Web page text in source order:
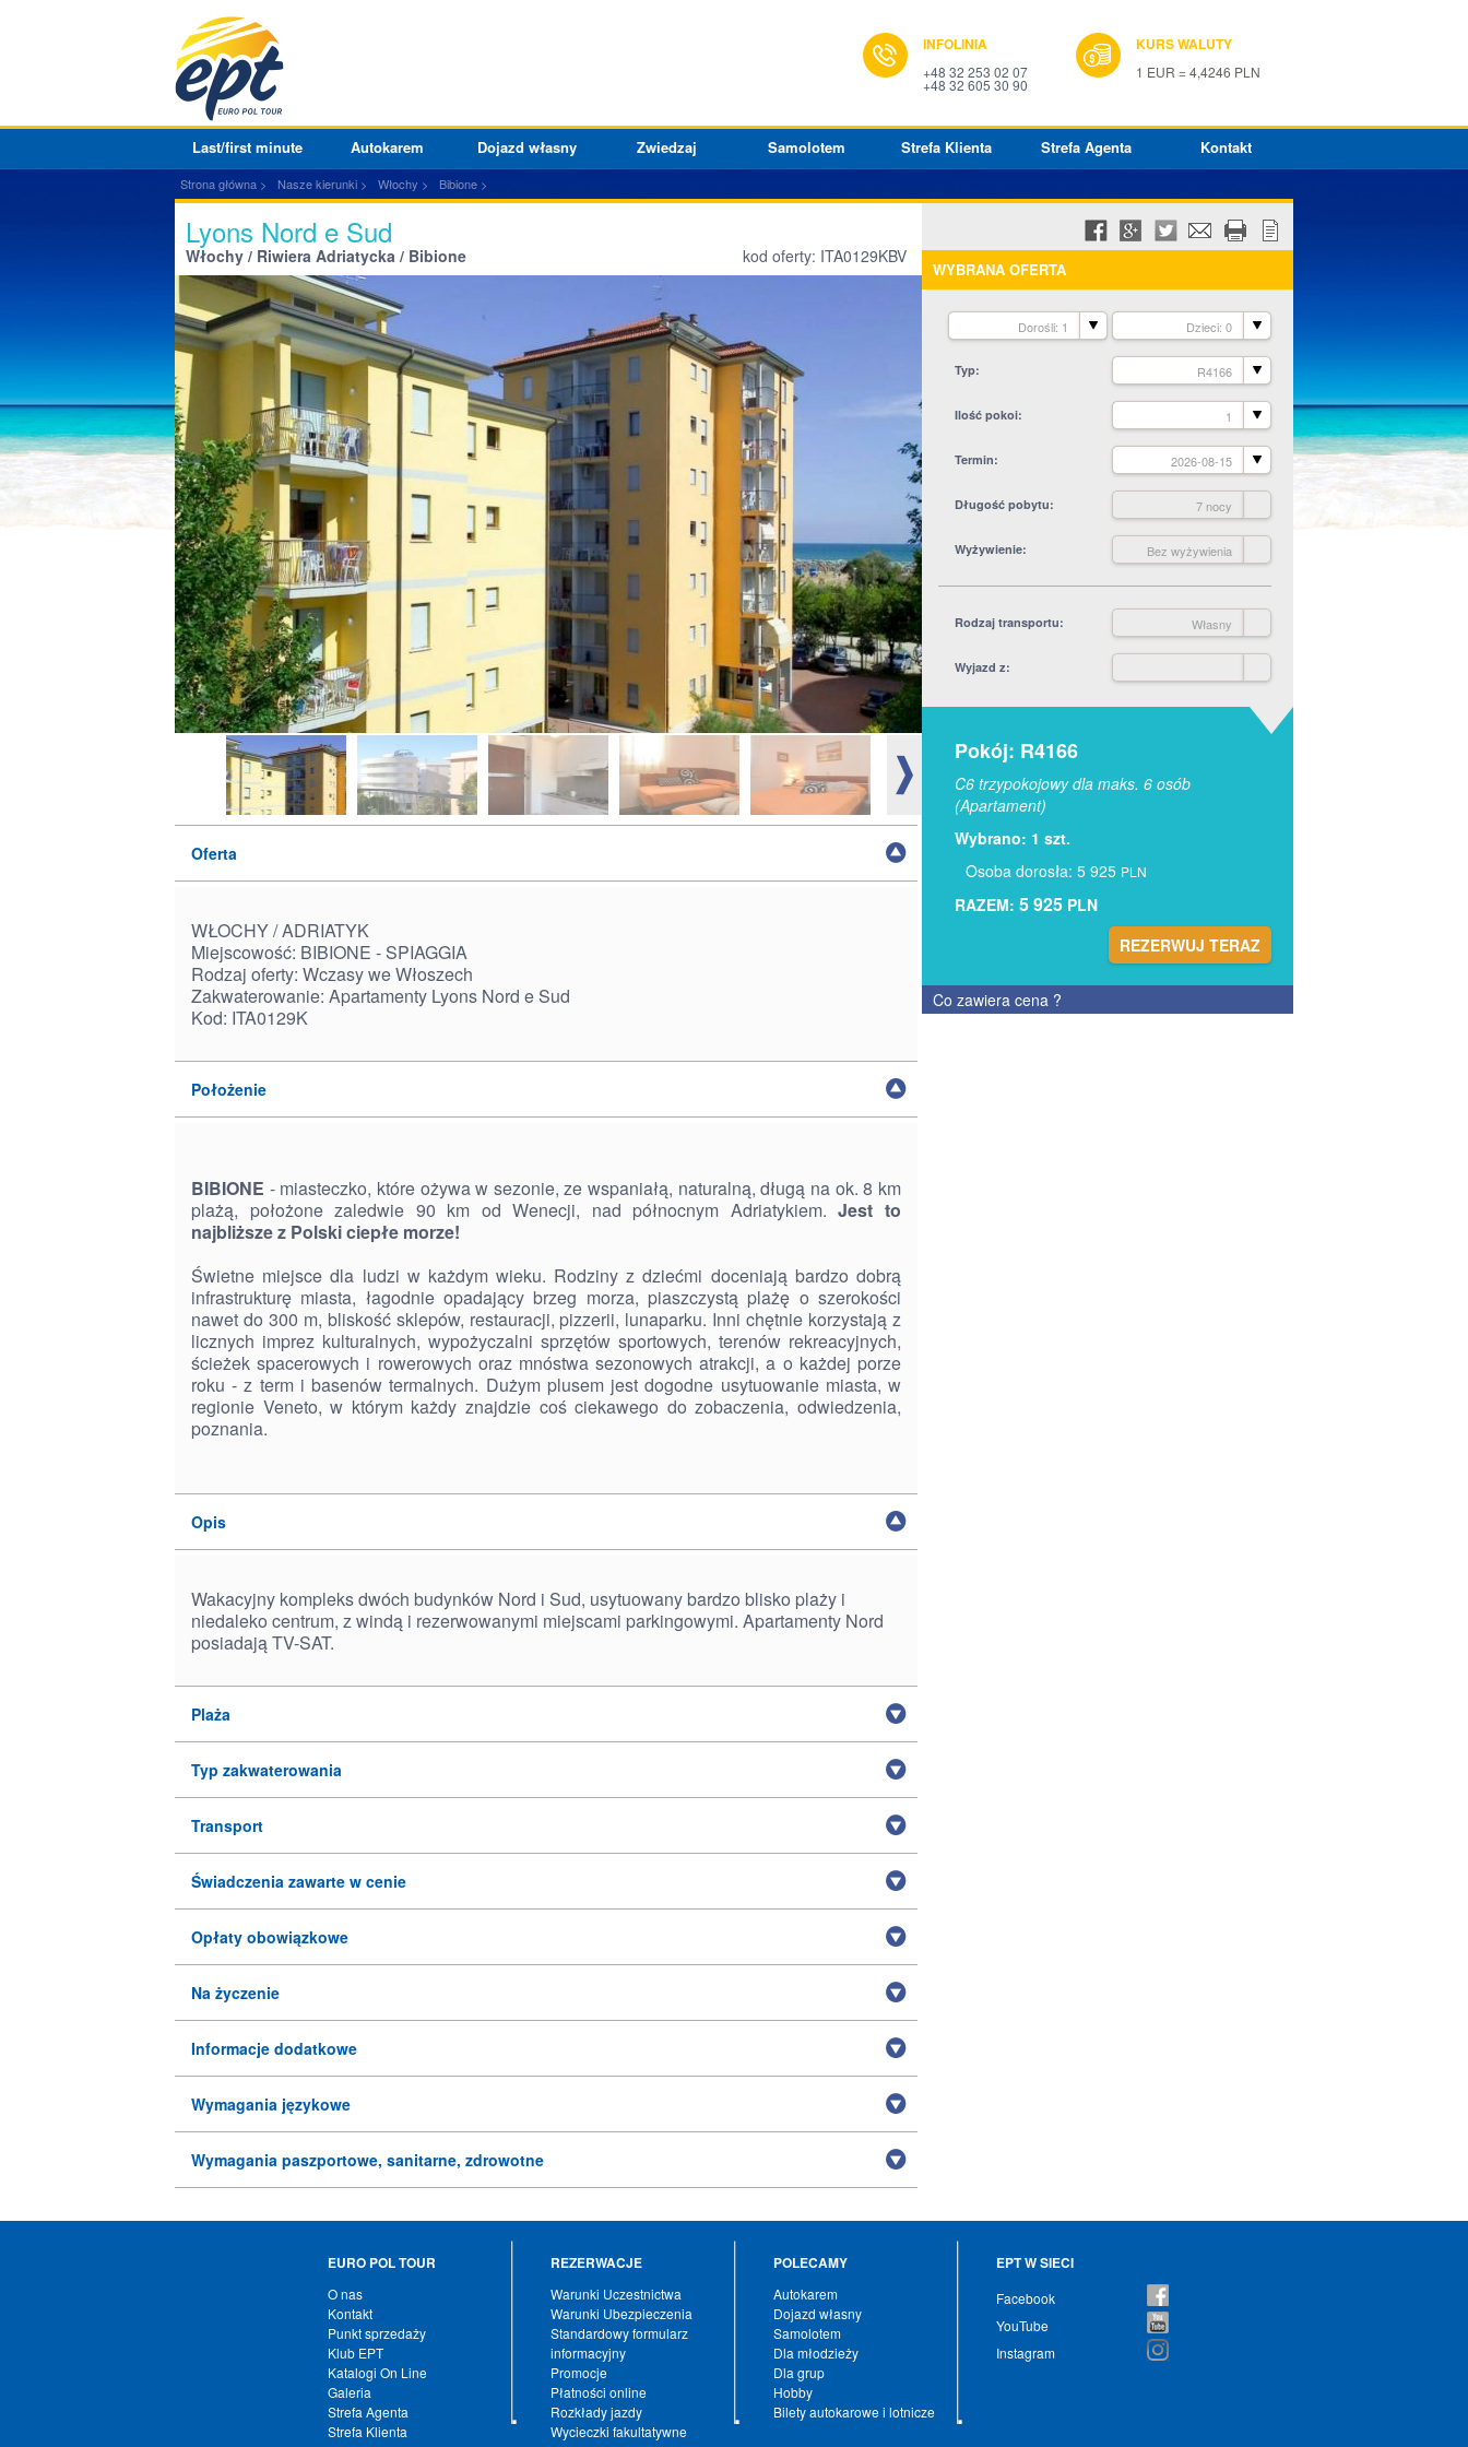
INFOLINIA
+48 32 253 02 07
+48 32 605 30 90
KURS WALUTY
1 EUR = 4,4246 PLN
Last/first minute Autokarem Dojazd własny Zwiedzaj Samolotem Strefa Klienta Strefa Agenta Kontakt
Strona główna Nasze kierunki Włochy Bibione
Lyons Nord e Sud
Włochy / Riwiera Adriatycka / Bibione kod oferty: ITA0129KBV
WYBRANA OFERTA
Dorośli: 1 Dzieci: 0
Typ R4166
Ilość pokoi 1
Termin 2026-08-15
Długość pobytu 7 nocy
Wyżywienie Bez wyżywienia
Rodzaj transportu Własny
Wyjazd z
Pokój: R4166
C6 trzypokojowy dla maks. 6 osób
(Apartament)
Wybrano: 1 szt.
Osoba dorosła: 5 925 PLN
RAZEM: 5 925 PLN
REZERWUJ TERAZ
Co zawiera cena ?
Oferta
WŁOCHY / ADRIATYK
Miejscowość: BIBIONE - SPIAGGIA
Rodzaj oferty: Wczasy we Włoszech
Zakwaterowanie: Apartamenty Lyons Nord e Sud
Kod: ITA0129K
Położenie
BIBIONE - miasteczko, które ożywa w sezonie, ze wspaniałą, naturalną, długą na ok. 8 km
plażą, położone zaledwie 90 km od Wenecji, nad północnym Adriatykiem.Jest to
najbliższe z Polski ciepłe morze!
Świetne miejsce dla ludzi w każdym wieku. Rodziny z dziećmi doceniają bardzo dobrą
infrastrukturę miasta, łagodnie opadający brzeg morza, piaszczystą plażę o szerokości
nawet do 300 m, bliskość sklepów, restauracji, pizzerii, lunaparku. Inni chętnie korzystają z
licznych imprez kulturalnych, wypożyczalni sprzętów sportowych, terenów rekreacyjnych,
ścieżek spacerowych i rowerowych oraz mnóstwa sezonowych atrakcji, a o każdej porze
roku - z term i basenów termalnych. Dużym plusem jest dogodne usytuowanie miasta, w
regionie Veneto, w którym każdy znajdzie coś ciekawego do zobaczenia, odwiedzenia,
poznania.
Opis
Wakacyjny kompleks dwóch budynków Nord i Sud, usytuowany bardzo blisko plaży i
niedaleko centrum, z windą i rezerwowanymi miejscami parkingowymi. Apartamenty Nord
posiadają TV-SAT.
Plaża
Typ zakwaterowania
Transport
Świadczenia zawarte w cenie
Opłaty obowiązkowe
Na życzenie
Informacje dodatkowe
Wymagania językowe
Wymagania paszportowe, sanitarne, zdrowotne
EURO POL TOUR
O nas
Kontakt
Punkt sprzedaży
Klub EPT
Katalogi On Line
Galeria
Strefa Agenta
Strefa Klienta
REZERWACJE
Warunki Uczestnictwa
Warunki Ubezpieczenia
Standardowy formularz
informacyjny
Promocje
Płatności online
Rozkłady jazdy
Wycieczki fakultatywne
POLECAMY
Autokarem
Dojazd własny
Samolotem
Dla młodzieży
Dla grup
Hobby
Bilety autokarowe i lotnicze
EPT W SIECI
Facebook
YouTube
Instagram